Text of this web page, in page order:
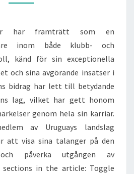
har framträtt som en
inom både klubb- och
känd för sin exceptionella
och sina avgörande insatser i
bidrag har lett till betydande
lag, vilket har gett honom
genom hela sin karriär.
av Uruguays landslag
att visa sina talanger på den
påverka utgången av
sections in the article: Toggle